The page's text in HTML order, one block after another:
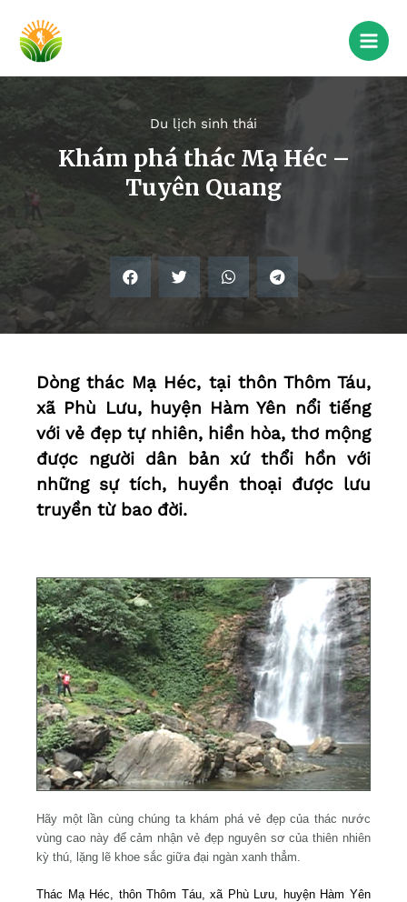
Du lịch sinh thái
Khám phá thác Mạ Héc –
Tuyên Quang
Dòng thác Mạ Héc, tại thôn Thôm Táu,
xã Phù Lưu, huyện Hàm Yên nổi tiếng
với vẻ đẹp tự nhiên, hiền hòa, thơ mộng
được người dân bản xứ thổi hồn với
những sự tích, huyền thoại được lưu
truyền từ bao đời.
Hãy một lần cùng chúng ta khám phá vẻ đẹp của thác nước
vùng cao này để cảm nhận vẻ đẹp nguyên sơ của thiên nhiên
kỳ thú, lặng lẽ khoe sắc giữa đại ngàn xanh thẳm.
Thác Mạ Héc, thôn Thôm Táu, xã Phù Lưu, huyện Hàm Yên